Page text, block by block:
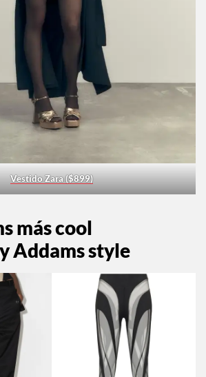
Vestido Zara ($899)
más cool
Addams style